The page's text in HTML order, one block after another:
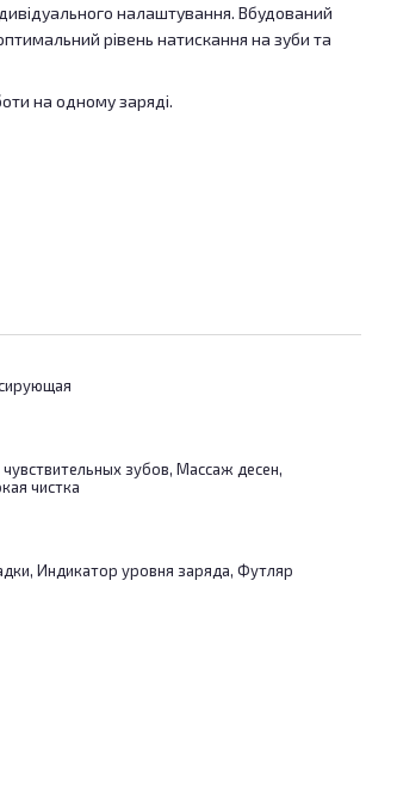
налаштування. Вбудований
рівень натискання на зуби та
на одному заряді.
зубов, Массаж десен,
чистка
Индикатор уровня заряда, Футляр